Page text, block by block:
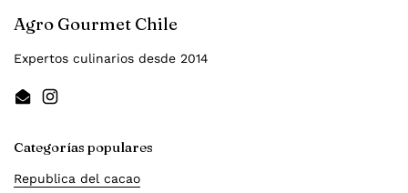
Agro Gourmet Chile
Expertos culinarios desde 2014
EmailInstagram
Categorías populares
Republica del cacao